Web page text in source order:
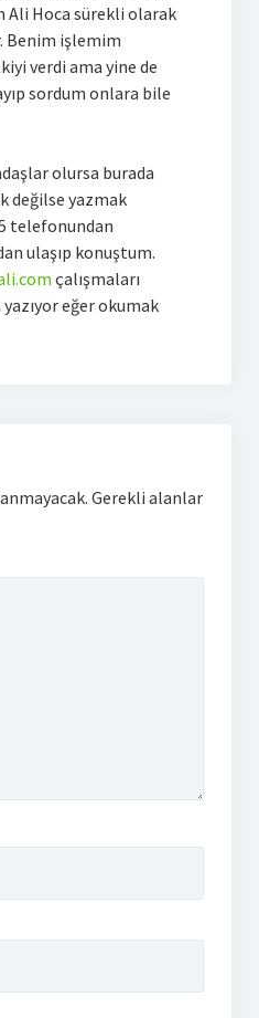
Ali Hoca sürekli olarak
Benim işlemim
verdi ama yine de
sordum onlara bile
olursa burada
değilse yazmak
telefonundan
ulaşıp konuştum.
çalışmaları
eğer okumak
Gerekli alanlar